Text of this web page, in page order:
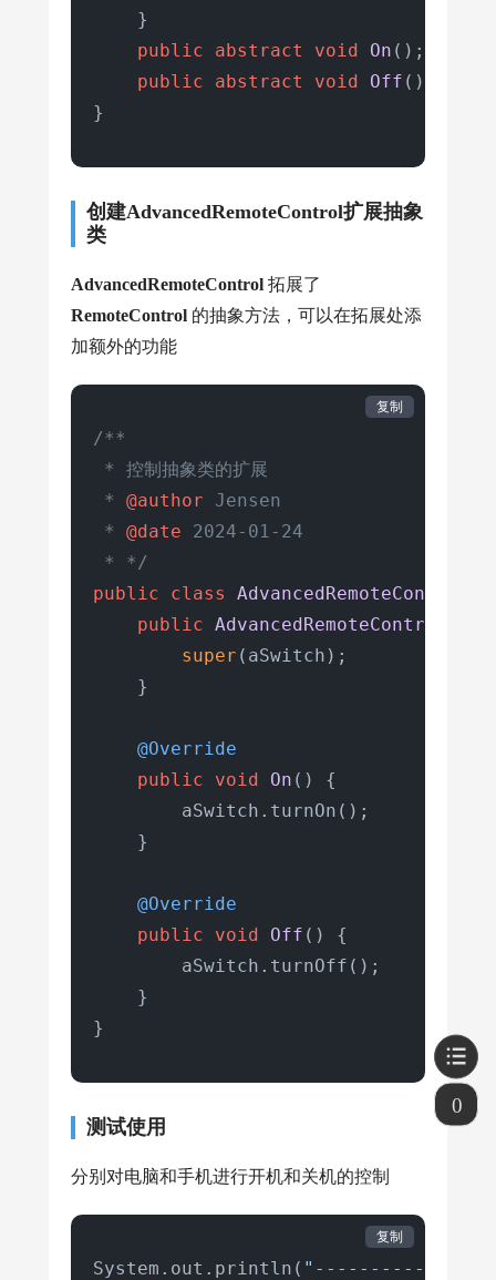
    }
public
abstract void On () ;
public
abstract void Off ()
}
创建AdvancedRemoteControl扩展抽象
类
AdvancedRemoteControl 拓展了
RemoteControl 的抽象方法，可以在拓展处添
加额外的功能
/**
* 控制抽象类的扩展
* @author Jensen
* @date 2024-01-24
* */
public
class AdvancedRemoteControl
public AdvancedRemoteControl
super (aSwitch);
    }
@Override
public
void On ()
{
        aSwitch.turnOn();
    }
@Override
public
void Off ()
{
        aSwitch.turnOff();
    }
}
复制
测试使用
分别对电脑和手机进行开机和关机的控制
System.out.println(
复制
0